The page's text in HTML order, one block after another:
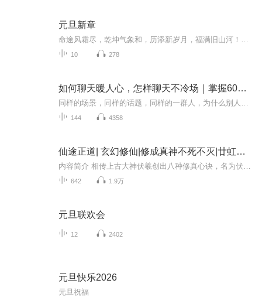
元旦新章
10 278
如何聊天暖人心，怎样聊天不冷场｜掌握60条黄金原则，不当冷场王！
144 4358
仙途正道| 玄幻修仙|修成真神不死不灭|廿虹著|大叔不冷演播
642 1.9万
元旦联欢会
12 2402
元旦快乐2026
元旦祝福